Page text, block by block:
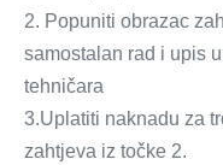
2. Popuniti obrazac
samostalan rad i upis
tehničara
3.Uplatiti naknadu za
zahtjeva iz točke 2.